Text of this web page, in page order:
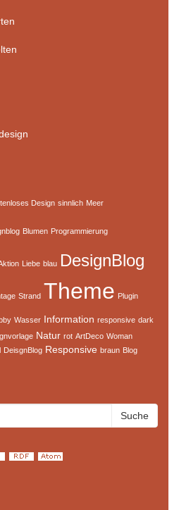
Design sinnlich Meer
Blumen Programmierung
Liebe blau DesignBlog
Strand Theme Plugin
Wasser Information responsive dark
Natur rot ArtDeco Woman
DeisgnBlog Responsive braun Blog